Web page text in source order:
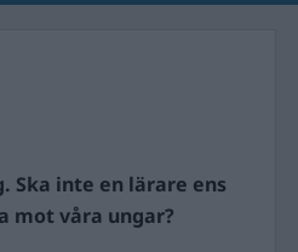
Ska inte en lärare ens
mot våra ungar?